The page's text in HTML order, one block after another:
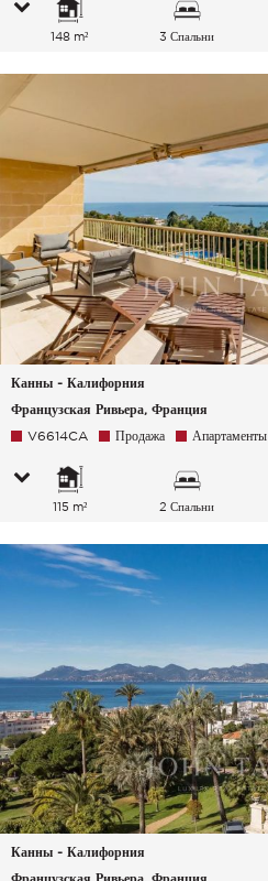
148 m² 3 Спальни
Канны - Калифорния
Французская Ривьера, Франция
V6614CA Продажа Апартаменты
115 m² 2 Спальни
Канны - Калифорния